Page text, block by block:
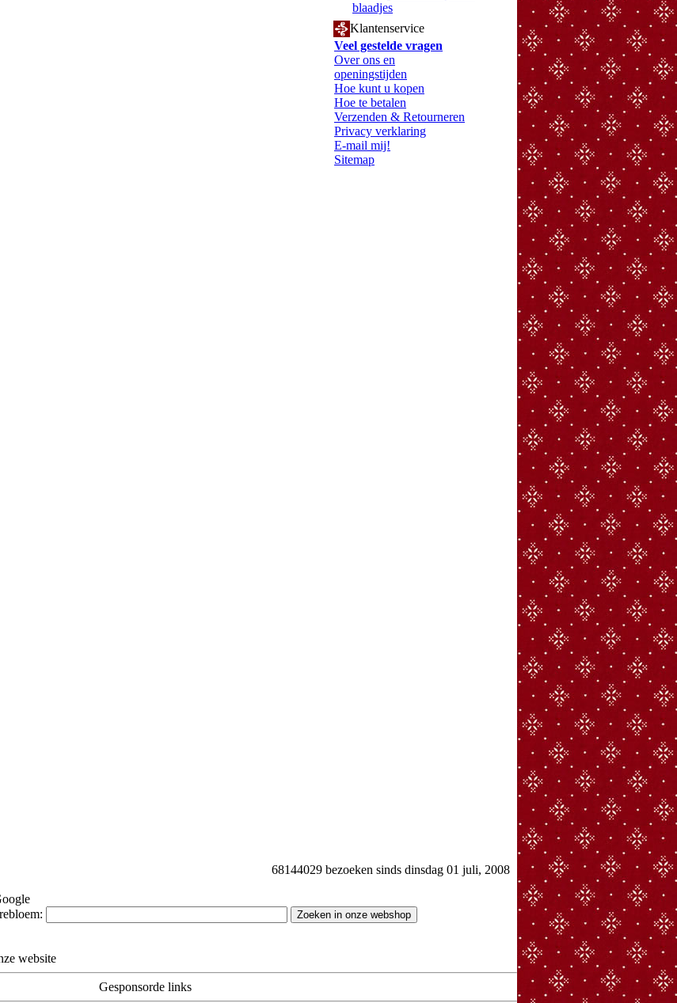
blaadjes
Klantenservice
Veel gestelde vragen
Over ons en
openingstijden
Hoe kunt u kopen
Hoe te betalen
Verzenden & Retourneren
Privacy verklaring
E-mail mij!
Sitemap
68144029 bezoeken sinds dinsdag 01 juli, 2008
website
Gesponsorde links